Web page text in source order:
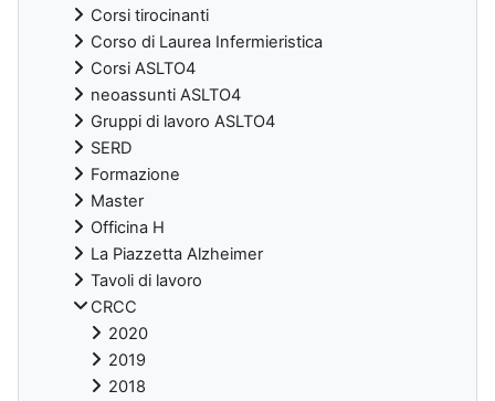
Corsi tirocinanti
Corso di Laurea Infermieristica
Corsi ASLTO4
neoassunti ASLTO4
Gruppi di lavoro ASLTO4
SERD
Formazione
Master
Officina H
La Piazzetta Alzheimer
Tavoli di lavoro
CRCC
2020
2019
2018